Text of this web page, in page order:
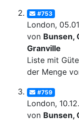
#753
London,
von Bunsen,
Granville
Liste mit
der Menge
#759
London,
von Bunsen,